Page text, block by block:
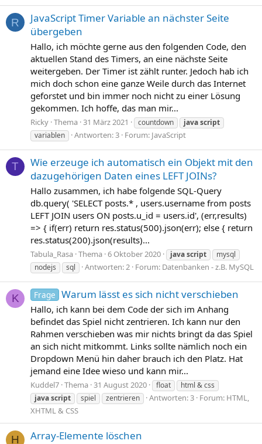
R
JavaScript Timer Variable an nächster Seite
übergeben
Hallo, ich möchte gerne aus den folgenden Code, den
aktuellen Stand des Timers, an eine nächste Seite
weitergeben. Der Timer ist zählt runter. Jedoch hab ich
mich doch schon eine ganze Weile durch das Internet
geforstet und bin immer noch nicht zu einer Lösung
gekommen. Ich hoffe, das man mir...
Ricky Thema 31 März 2021 countdown javascript
variablen
Antworten: 3 Forum: JavaScript
T
Wie erzeuge ich automatisch ein Objekt mit den
dazugehörigen Daten eines LEFT JOINs?
Hallo zusammen, ich habe folgende SQL-Query
db.query( 'SELECT posts.* , users.username from posts
LEFT JOIN users ON posts.u_id = users.id', (err,results)
=> { if(err) return res.status(500).json(err); else { return
res.status(200).json(results)...
Tabula_Rasa Thema 6 Oktober 2020 javascript
mysql
nodejs
sql Antworten: 2 Forum: Datenbanken - z.B. MySQL
K Frage Warum lässt es sich nicht verschieben
Hallo, ich kann bei dem Code der sich im Anhang
befindet das Spiel nicht zentrieren. Ich kann nur den
Rahmen verschieben was mir nichts bringt da das Spiel
an sich nicht mitkommt. Links sollte nämlich noch ein
Dropdown Menü hin daher brauch ich den Platz. Hat
jemand eine Idee wieso und kann mir...
Kuddel7 Thema 31 August 2020 float
html & css
javascript spiel zentrieren Antworten: 3 Forum: HTML,
XHTML & CSS
H Array-Elemente löschen